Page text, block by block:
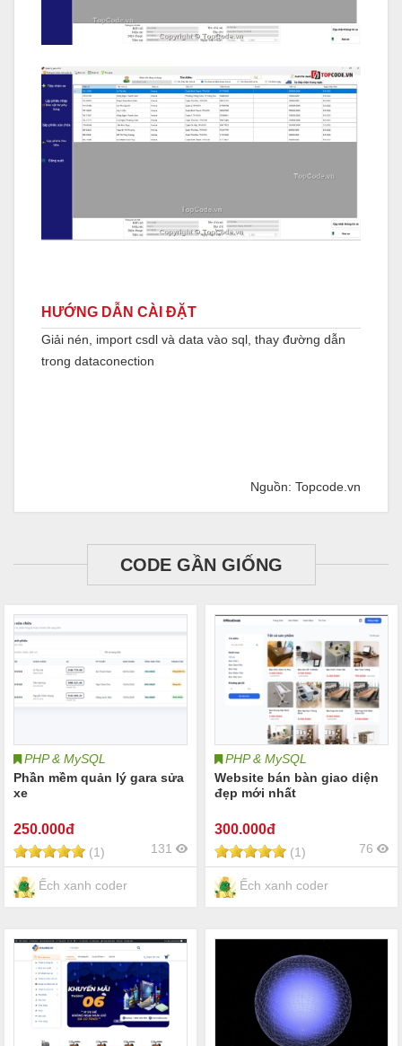
HƯỚNG DẪN CÀI ĐẶT
Giải nén, import csdl và data vào sql, thay đường dẫn
trong dataconection
Nguồn: Topcode.vn
CODE GẦN GIỐNG
PHP & MySQL
Phần mềm quản lý gara sửa
xe
250.000đ
(1) 131
Ếch xanh coder
PHP & MySQL
Website bán bàn giao diện
đẹp mới nhất
300.000đ
(1) 76
Ếch xanh coder